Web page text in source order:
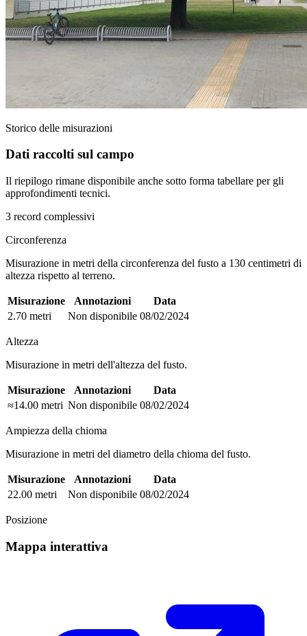
Storico delle misurazioni
Dati raccolti sul campo
Il riepilogo rimane disponibile anche sotto forma tabellare per gli
approfondimenti tecnici.
3 record complessivi
Circonferenza
Misurazione in metri della circonferenza del fusto a 130 centimetri di
altezza rispetto al terreno.
Misurazione Annotazioni
Data
2.70 metri
Non disponibile 08/02/2024
Altezza
Misurazione in metri dell'altezza del fusto.
Misurazione Annotazioni
Data
≈14.00 metri Non disponibile 08/02/2024
Ampiezza della chioma
Misurazione in metri del diametro della chioma del fusto.
Misurazione Annotazioni
Data
22.00 metri
Non disponibile 08/02/2024
Posizione
Mappa interattiva